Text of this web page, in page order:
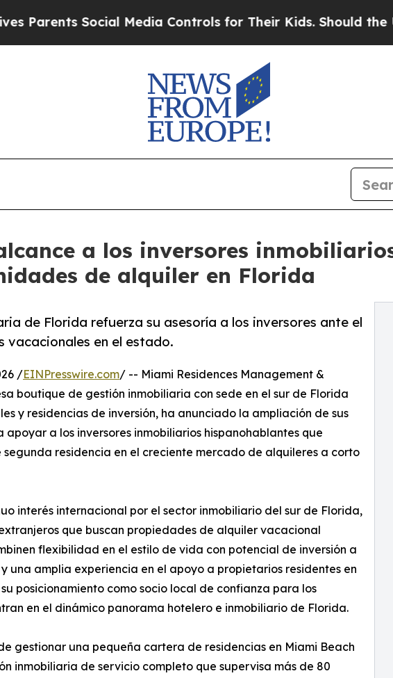
Media Controls for Their Kids. Should the US? The
a los inversores
de alquiler en Florida
de Florida refuerza su asesoría a los inversores ante el
vacacionales en el estado.
/EINPresswire.com/ -- Miami Residences Management &
boutique de gestión inmobiliaria con sede en el sur de Florida
y residencias de inversión, ha anunciado la ampliación de sus
a los inversores inmobiliarios hispanohablantes que
residencia en el creciente mercado de alquileres a corto
interés internacional por el sector inmobiliario del sur de Florida,
que buscan propiedades de alquiler vacacional
flexibilidad en el estilo de vida con potencial de inversión a
una amplia experiencia en el apoyo a propietarios residentes en
posicionamiento como socio local de confianza para los
en el dinámico panorama hotelero e inmobiliario de Florida.
gestionar una pequeña cartera de residencias en Miami Beach
inmobiliaria de servicio completo que supervisa más de 80